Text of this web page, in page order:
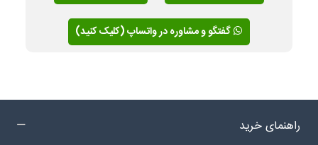
گفتگو و مشاوره در واتساپ (کلیک کنید)
راهنمای خرید